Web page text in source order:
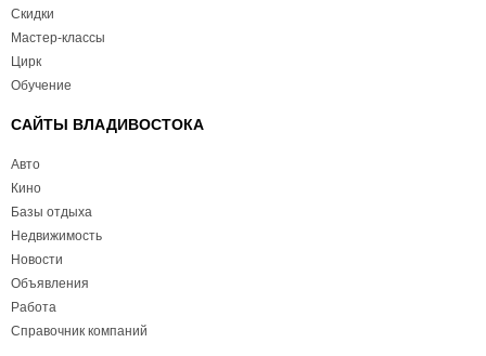
Скидки
Мастер-классы
Цирк
Обучение
САЙТЫ ВЛАДИВОСТОКА
Авто
Кино
Базы отдыха
Недвижимость
Новости
Объявления
Работа
Справочник компаний